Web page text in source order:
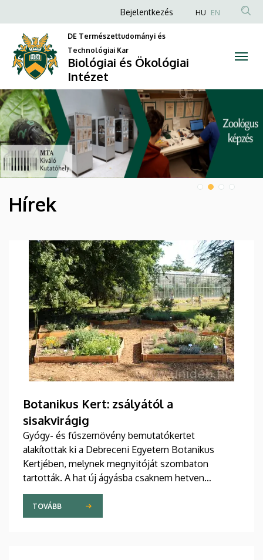
Ökológiai
Intézet
Anonim
Felhasználói
fiók
menüje
Bejelentkezés HU EN
DE Természettudományi és
Technológiai Kar
Biológiai és Ökológiai
Intézet
DIAVETÍTÉS
HÍREK
Hírek
Botanikus Kert: zsályától a
sisakvirágig
Gyógy- és fűszernövény bemutatókertet
alakítottak ki a Debreceni Egyetem Botanikus
Kertjében, melynek megnyitóját szombaton
tartották. A hat új ágyásba csaknem hetven
növényfajt ültettek tematikusan, így például a
gyógyszergyártásban használt növényeket az
ehetőektől elkülönítve mutatják be.
TOVÁBB